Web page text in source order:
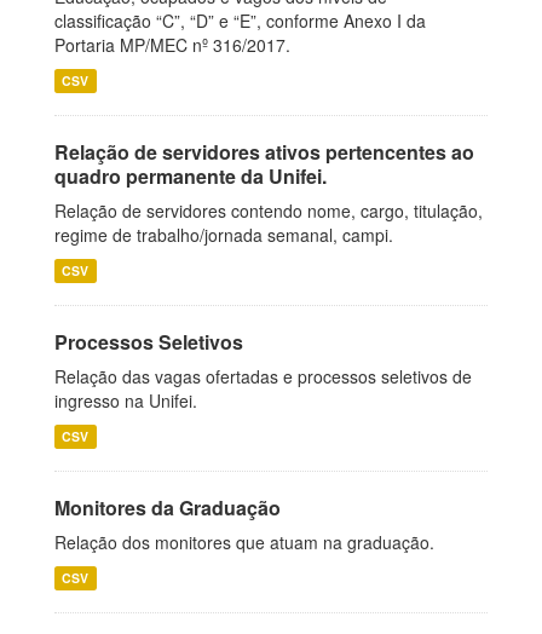
classificação “C”, “D” e “E”, conforme Anexo I da
Portaria MP/MEC nº 316/2017.
CSV
Relação de servidores ativos pertencentes ao
quadro permanente da Unifei.
Relação de servidores contendo nome, cargo, titulação,
regime de trabalho/jornada semanal, campi.
CSV
Processos Seletivos
Relação das vagas ofertadas e processos seletivos de
ingresso na Unifei.
CSV
Monitores da Graduação
Relação dos monitores que atuam na graduação.
CSV